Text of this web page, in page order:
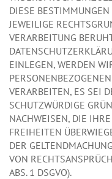
DIESE
JEWEILIGE
VERARBEITUNG
EINLEGEN, WERDEN
VERARBEITEN, ES SEI
SCHUTZWÜRDIGE
NACHWEISEN, DIE
FREIHEITEN
DER
VON
ABS. 1 DSGVO).